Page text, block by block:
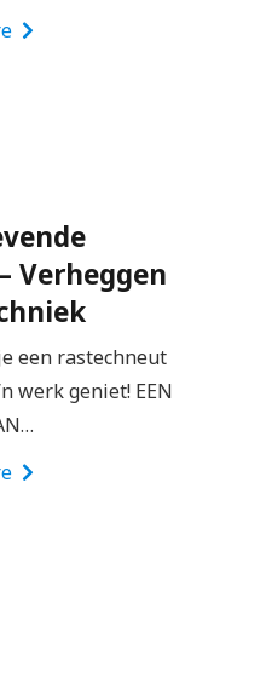
Verheggen
een rastechneut
werk geniet! EEN